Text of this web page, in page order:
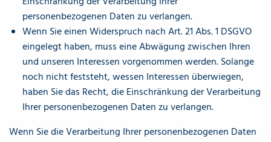
personenbezogenen Daten zu verlangen.
Wenn Sie einen Widerspruch nach Art. 21 Abs. 1 DSGVO
eingelegt haben, muss eine Abwägung zwischen Ihren
und unseren Interessen vorgenommen werden. Solange
noch nicht feststeht, wessen Interessen überwiegen,
haben Sie das Recht, die Einschränkung der Verarbeitung
Ihrer personenbezogenen Daten zu verlangen.
Wenn Sie die Verarbeitung Ihrer personenbezogenen Daten